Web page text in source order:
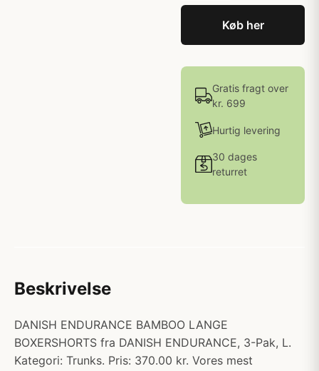
Køb her
Gratis fragt over
kr. 699
Hurtig levering
30 dages
returret
Beskrivelse
DANISH ENDURANCE BAMBOO LANGE
BOXERSHORTS fra DANISH ENDURANCE, 3-Pak, L.
Kategori: Trunks. Pris: 370.00 kr. Vores mest